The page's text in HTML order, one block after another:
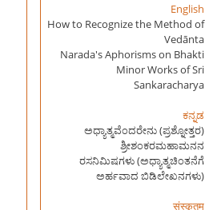
English
How to Recognize the Method of
Vedānta
Narada's Aphorisms on Bhakti
Minor Works of Sri
Sankaracharya
ಕನ್ನಡ
ಅಧ್ಯಾತ್ಮವೆಂದರೇನು (ಪ್ರಶ್ನೋತ್ತರ)
ಶ್ರೀಶಂಕರಮಹಾಮನನ
ರಸನಿಮಿಷಗಳು (ಅಧ್ಯಾತ್ಮಚಿಂತನೆಗೆ
ಅರ್ಹವಾದ ಬಿಡಿಲೇಖನಗಳು)
संस्कृतम्